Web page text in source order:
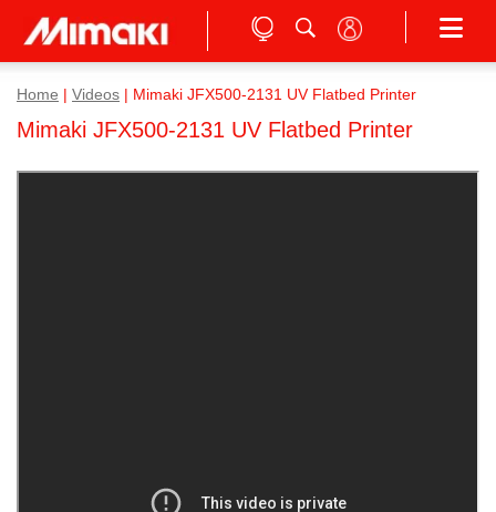
Home Videos Mimaki JFX500-2131 UV Flatbed Printer
Mimaki JFX500-2131 UV Flatbed Printer